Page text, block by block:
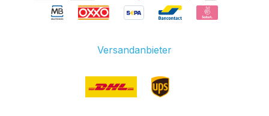
Versandanbieter